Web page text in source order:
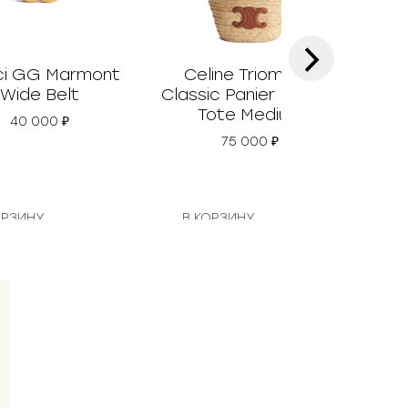
GG Marmont
Wide Belt
40 000₽
Celine Triomphe
Classic Panier Basket
Tote Medium
75 000₽
В КОРЗИНУ
›